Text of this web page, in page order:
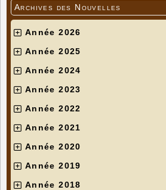
Archives des Nouvelles
Année 2026
Année 2025
Année 2024
Année 2023
Année 2022
Année 2021
Année 2020
Année 2019
Année 2018